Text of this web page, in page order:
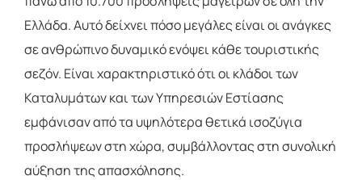
Ελλάδα. Αυτό δείχνει πόσο μεγάλες είναι οι ανάγκες
σε ανθρώπινο δυναμικό ενόψει κάθε τουριστικής
σεζόν. Είναι χαρακτηριστικό ότι οι κλάδοι των
Καταλυμάτων και των Υπηρεσιών Εστίασης
εμφάνισαν από τα υψηλότερα θετικά ισοζύγια
προσλήψεων στη χώρα, συμβάλλοντας στη συνολική
αύξηση της απασχόλησης.